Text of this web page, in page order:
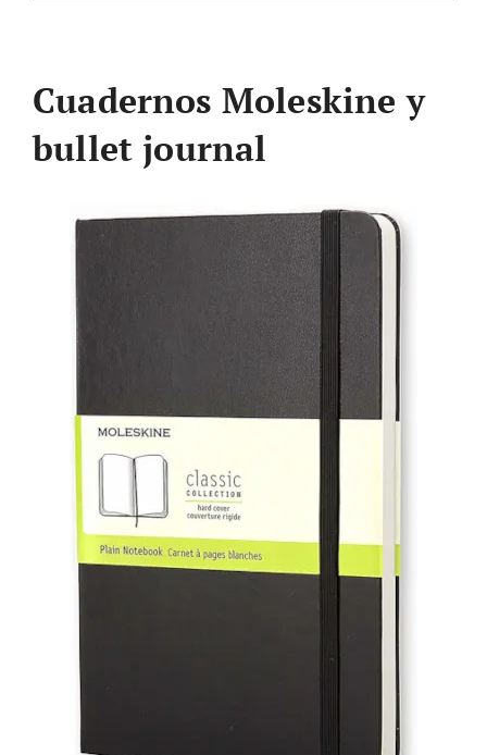
Cuadernos Moleskine y
bullet journal